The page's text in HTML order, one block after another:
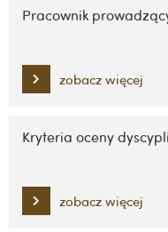
nawigację
treści
Pracownik
zobacz więcej
Kryteria oceny
zobacz więcej